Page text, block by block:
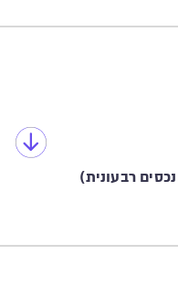
רבעונית)